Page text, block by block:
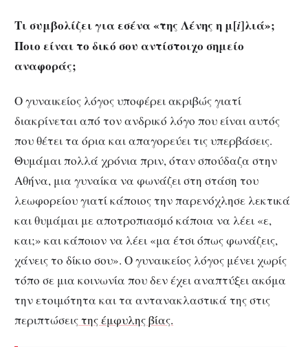
Τι συμβολίζει για εσένα «της Λένης η μ[i]λιά»;
Ποιο είναι το δικό σου αντίστοιχο σημείο
αναφοράς;
Ο γυναικείος λόγος υποφέρει ακριβώς γιατί
διακρίνεται από τον ανδρικό λόγο που είναι αυτός
που θέτει τα όρια και απαγορεύει τις υπερβάσεις.
Θυμάμαι πολλά χρόνια πριν, όταν σπούδαζα στην
Αθήνα, μια γυναίκα να φωνάζει στη στάση του
λεωφορείου γιατί κάποιος την παρενόχλησε λεκτικά
και θυμάμαι με αποτροπιασμό κάποια να λέει «ε,
και;» και κάποιον να λέει «μα έτσι όπως φωνάζεις,
χάνεις το δίκιο σου». Ο γυναικείος λόγος μένει χωρίς
τόπο σε μια κοινωνία που δεν έχει αναπτύξει ακόμα
την ετοιμότητα και τα αντανακλαστικά της στις
περιπτώσειςτης έμφυλης βίας.